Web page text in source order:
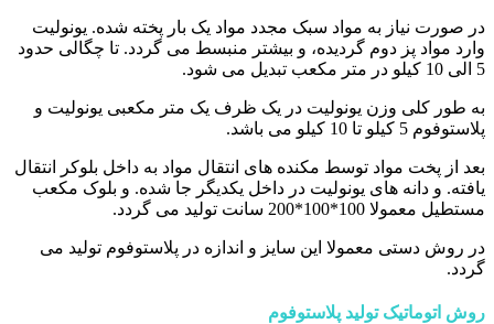
در صورت نیاز به مواد سبک مجدد مواد یک بار پخته شده. یونولیت
وارد مواد پز دوم گردیده، و بیشتر منبسط می گردد. تا چگالی حدود
5 الی 10 کیلو در متر مکعب تبدیل می شود.
به طور کلی وزن یونولیت در یک ظرف یک متر مکعبی یونولیت و
پلاستوفوم 5 کیلو تا 10 کیلو می باشد.
بعد از پخت مواد توسط مکنده های انتقال مواد به داخل بلوکر انتقال
یافته. و دانه های یونولیت در داخل یکدیگر جا شده. و بلوک مکعب
مستطیل معمولا 100*100*200 سانت تولید می گردد.
در روش دستی معمولا این سایز و اندازه در پلاستوفوم تولید می
گردد.
روش اتوماتیک تولید پلاستوفوم